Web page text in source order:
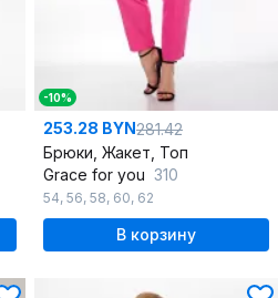
-10%
253.28 BYN281.42
Брюки, Жакет, Топ
Grace for you 310
54, 56, 58, 60, 62
В корзину